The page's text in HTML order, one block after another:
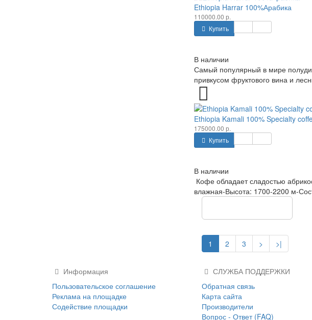
Ethiopia Harrar 100%Арабика
110000.00 р.
Купить
В наличии
Самый популярный в мире
привкусом фруктового вина и
Ethiopia Kamali 100% Specialty
175000.00 р.
Купить
В наличии
Кофе обладает сладостью
влажная-Высота: 1700-2200 м-
1 2 3 > >|
Информация
Пользовательское соглашение
Реклама на площадке
Содействие площадки
СЛУЖБА ПОДДЕРЖКИ
Обратная связь
Карта сайта
Производители
Вопрос - Ответ (FAQ)